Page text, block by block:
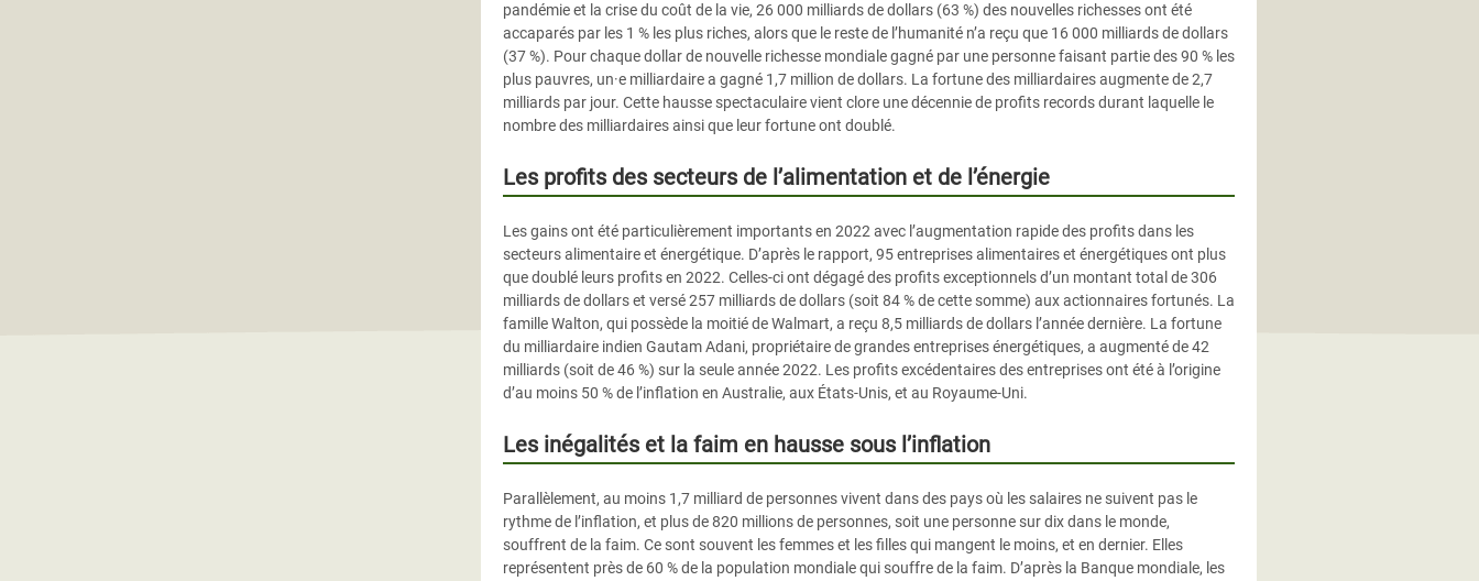
pandémie et la crise du coût de la vie, 26 000 milliards de dollars (63 %) des nouvelles richesses ont été
accaparés par les 1 % les plus riches, alors que le reste de l’humanité n’a reçu que 16 000 milliards de dollars
(37 %). Pour chaque dollar de nouvelle richesse mondiale gagné par une personne faisant partie des 90 % les
plus pauvres, un·e milliardaire a gagné 1,7 million de dollars. La fortune des milliardaires augmente de 2,7
milliards par jour. Cette hausse spectaculaire vient clore une décennie de profits records durant laquelle le
nombre des milliardaires ainsi que leur fortune ont doublé.
Les profits des secteurs de l’alimentation et de l’énergie
Les gains ont été particulièrement importants en 2022 avec l’augmentation rapide des profits dans les
secteurs alimentaire et énergétique. D’après le rapport, 95 entreprises alimentaires et énergétiques ont plus
que doublé leurs profits en 2022. Celles-ci ont dégagé des profits exceptionnels d’un montant total de 306
milliards de dollars et versé 257 milliards de dollars (soit 84 % de cette somme) aux actionnaires fortunés. La
famille Walton, qui possède la moitié de Walmart, a reçu 8,5 milliards de dollars l’année dernière. La fortune
du milliardaire indien Gautam Adani, propriétaire de grandes entreprises énergétiques, a augmenté de 42
milliards (soit de 46 %) sur la seule année 2022. Les profits excédentaires des entreprises ont été à l’origine
d’au moins 50 % de l’inflation en Australie, aux États-Unis, et au Royaume-Uni.
Les inégalités et la faim en hausse sous l’inflation
Parallèlement, au moins 1,7 milliard de personnes vivent dans des pays où les salaires ne suivent pas le
rythme de l’inflation, et plus de 820 millions de personnes, soit une personne sur dix dans le monde,
souffrent de la faim. Ce sont souvent les femmes et les filles qui mangent le moins, et en dernier. Elles
représentent près de 60 % de la population mondiale qui souffre de la faim. D’après la Banque mondiale, les